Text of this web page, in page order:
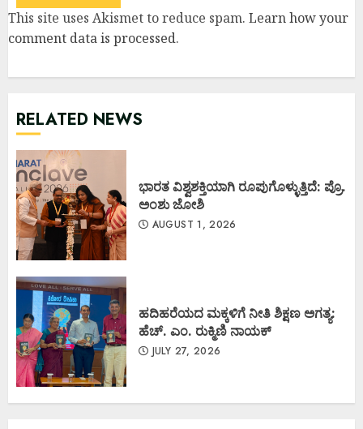
This site uses Akismet to reduce spam. Learn how your
comment data is processed.
RELATED NEWS
ಭಾರತ ವಿಶ್ವಶಕ್ತಿಯಾಗಿ ರೂಪುಗೊಳ್ಳುತ್ತಿದೆ: ಪ್ರೊ.
ಅಂಶು ಜೋಶಿ
AUGUST 1, 2026
ಹದಿಹರೆಯದ ಮಕ್ಕಳಿಗೆ ನೀತಿ ಶಿಕ್ಷಣ ಅಗತ್ಯ:
ಹೆಚ್. ಎಂ. ರುಕ್ಮಿಣಿ ನಾಯಕ್
JULY 27, 2026